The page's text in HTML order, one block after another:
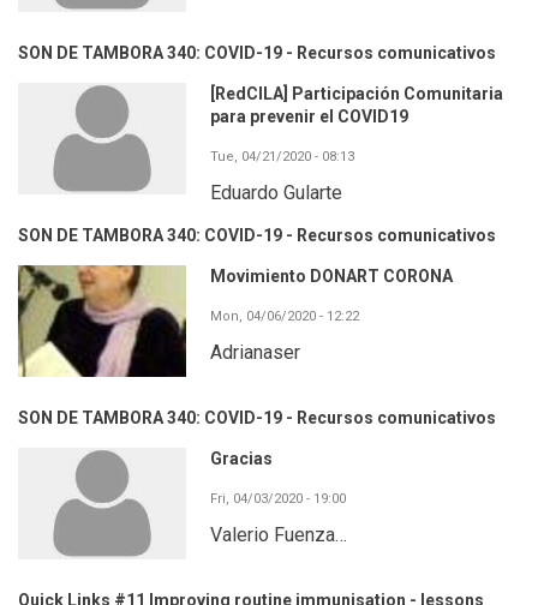
SON DE TAMBORA 340: COVID-19 - Recursos comunicativos
[RedCILA] Participación Comunitaria
para prevenir el COVID19
Tue, 04/21/2020 - 08:13
Eduardo Gularte
SON DE TAMBORA 340: COVID-19 - Recursos comunicativos
Movimiento DONART CORONA
Mon, 04/06/2020 - 12:22
Adrianaser
SON DE TAMBORA 340: COVID-19 - Recursos comunicativos
Gracias
Fri, 04/03/2020 - 19:00
Valerio Fuenza…
Quick Links #11 Improving routine immunisation - lessons